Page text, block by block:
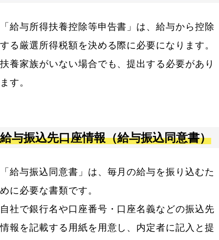
「給与所得扶養控除等申告書」は、給与から控除
する厳選所得税額を決める際に必要になります。
扶養家族がいない場合でも、提出する必要があり
ます。
給与振込先口座情報（給与振込同意書）
「給与振込同意書」は、毎月の給与を振り込むた
めに必要な書類です。
自社で銀行名や口座番号・口座名義などの振込先
情報を記載する用紙を用意し、内定者に記入と提